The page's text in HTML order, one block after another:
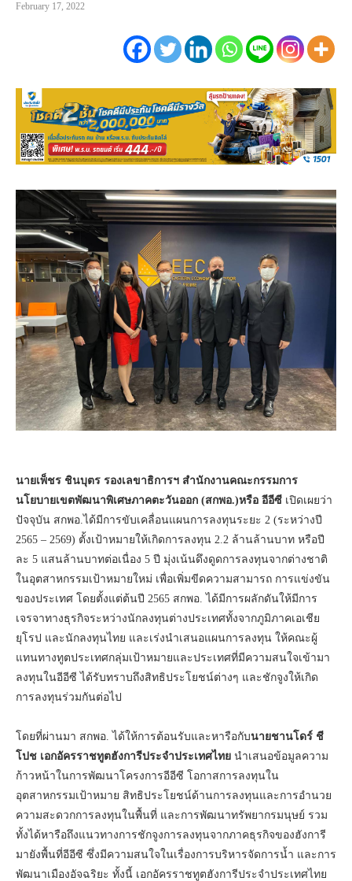
February 17, 2022
นายเพ็ชร ชินบุตร รองเลขาธิการฯ สำนักงานคณะกรรมการ
นโยบายเขตพัฒนาพิเศษภาคตะวันออก (สกพอ.)หรือ อีอีซี เปิดเผยว่า
ปัจจุบัน สกพอ.ได้มีการขับเคลื่อนแผนการลงทุนระยะ 2 (ระหว่างปี
2565 – 2569) ตั้งเป้าหมายให้เกิดการลงทุน 2.2 ล้านล้านบาท หรือปี
ละ 5 แสนล้านบาทต่อเนื่อง 5 ปี มุ่งเน้นดึงดูดการลงทุนจากต่างชาติ
ในอุตสาหกรรมเป้าหมายใหม่ เพื่อเพิ่มขีดความสามารถ การแข่งขัน
ของประเทศ โดยตั้งแต่ต้นปี 2565 สกพอ. ได้มีการผลักดันให้มีการ
เจรจาทางธุรกิจระหว่างนักลงทุนต่างประเทศทั้งจากภูมิภาคเอเชีย
ยุโรป และนักลงทุนไทย และเร่งนำเสนอแผนการลงทุน ให้คณะผู้
แทนทางทูตประเทศกลุ่มเป้าหมายและประเทศที่มีความสนใจเข้ามา
ลงทุนในอีอีซี ได้รับทราบถึงสิทธิประโยชน์ต่างๆ และชักจูงให้เกิด
การลงทุนร่วมกันต่อไป
โดยที่ผ่านมา สกพอ. ได้ให้การต้อนรับและหารือกับนายชานโดร์ ชี
โปช เอกอัครราชทูตฮังการีประจำประเทศไทย นำเสนอข้อมูลความ
ก้าวหน้าในการพัฒนาโครงการอีอีซี โอกาสการลงทุนใน
อุตสาหกรรมเป้าหมาย สิทธิประโยชน์ด้านการลงทุนและการอำนวย
ความสะดวกการลงทุนในพื้นที่ และการพัฒนาทรัพยากรมนุษย์ รวม
ทั้งได้หารือถึงแนวทางการชักจูงการลงทุนจากภาคธุรกิจของฮังการี
มายังพื้นที่อีอีซี ซึ่งมีความสนใจในเรื่องการบริหารจัดการน้ำ และการ
พัฒนาเมืองอัจฉริยะ ทั้งนี้ เอกอัครราชทูตฮังการีประจำประเทศไทย